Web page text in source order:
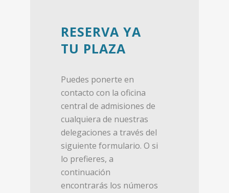
RESERVA YA
TU PLAZA
Puedes ponerte en
contacto con la oficina
central de admisiones de
cualquiera de nuestras
delegaciones a través del
siguiente formulario. O si
lo prefieres, a
continuación
encontrarás los números